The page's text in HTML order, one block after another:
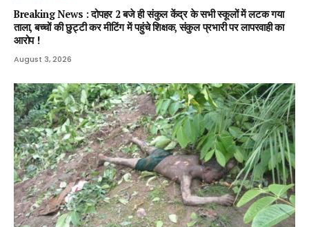
Breaking News : दोपहर 2 बजे ही संकुल केंद्र के सभी स्कूलों में लटक गया
ताला, बच्चों की छुट्टी कर मीटिंग में पहुंचे शिक्षक, संकुल प्रभारी पर लापरवाही का
आरोप !
August 3, 2026